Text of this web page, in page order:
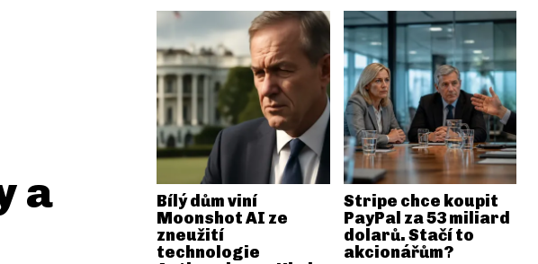
a
Bílý dům viní
Moonshot AI ze
zneužití
technologie
Stripe chce koupit
PayPal za 53 miliard
dolarů. Stačí to
akcionářům?